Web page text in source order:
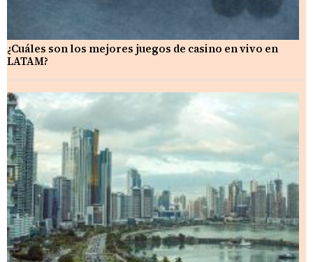
¿Cuáles son los mejores juegos de casino en vivo en
LATAM?